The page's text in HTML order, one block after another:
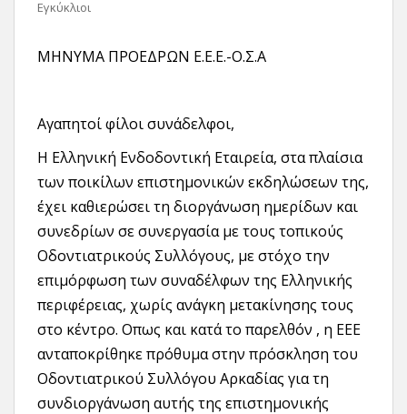
Εγκύκλιοι
ΜΗΝΥΜΑ ΠΡΟΕΔΡΩΝ Ε.Ε.Ε.-Ο.Σ.Α
Αγαπητοί φίλοι συνάδελφοι,
Η Ελληνική Ενδοδοντική Εταιρεία, στα πλαίσια
των ποικίλων επιστημονικών εκδηλώσεων της,
έχει καθιερώσει τη διοργάνωση ημερίδων και
συνεδρίων σε συνεργασία με τους τοπικούς
Οδοντιατρικούς Συλλόγους, με στόχο την
επιμόρφωση των συναδέλφων της Ελληνικής
περιφέρειας, χωρίς ανάγκη μετακίνησης τους
στο κέντρο. Οπως και κατά το παρελθόν , η ΕΕΕ
ανταποκρίθηκε πρόθυμα στην πρόσκληση του
Οδοντιατρικού Συλλόγου Αρκαδίας για τη
συνδιοργάνωση αυτής της επιστημονικής